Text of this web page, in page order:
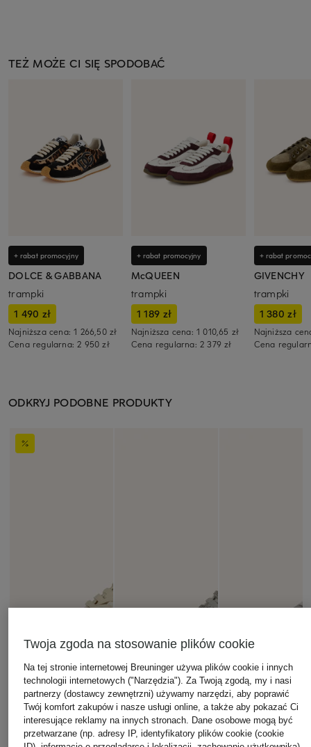
TEŻ MOŻE CI SIĘ SPODOBAĆ
+ rabat promocyjny
DOLCE & GABBANA
trampki
1 490 zł
Najniższa cena:1 266,50 zł
Cena regularna:2 950 zł
+ rabat promocyjny
McQUEEN
trampki
1 189 zł
Najniższa cena: 1 010,65 zł
Cena regularna: 2 379 zł
+ rabat
GIVENCHY
trampki
1 380 zł
Najniższa
Cena
ODKRYJ PODOBNE PRODUKTY
Twoja zgoda na stosowanie plików cookie
Na tej stronie internetowej Breuninger używa plików cookie i innych
technologii internetowych ("Narzędzia"). Za Twoją zgodą, my i nasi
partnerzy (dostawcy zewnętrzni) używamy narzędzi, aby poprawić
Twój komfort zakupów i nasze usługi online, a także aby pokazać Ci
interesujące reklamy na innych stronach. Dane osobowe mogą być
przetwarzane (np. adresy IP, identyfikatory plików cookie (cookie